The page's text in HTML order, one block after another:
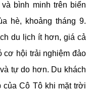
bình minh trên biển
hè, khoảng tháng 9.
du lịch ít hơn, giá cả
cơ hội trải nghiệm đảo
tự do hơn. Du khách
của Cô Tô khi mặt trời